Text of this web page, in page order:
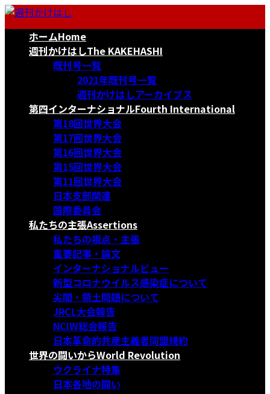
コ
ナ
ホームHome
週刊かけはしThe KAKEHASHI
既刊号一覧
2021年既刊号一覧
週刊かけはしアーカイブス
第四インターナショナルFourth International
第18回世界大会
第17回世界大会
第16回世界大会
第15回世界大会
第11回世界大会
日本支部関連
国際委員会
私たちの主張Assertions
私たちの視点・主張
重要記事・論文
インターナショナルビュー
新型コロナウイルス感染症について
尖閣・領土問題について
JRCL大会報告
NCIW総会報告
日本革命的共産主義者同盟規約
世界の闘いからWorld Revolution
ウクライナ特集
日本各地の闘い